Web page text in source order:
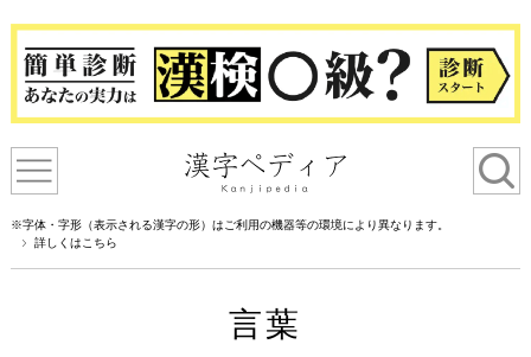
※字体・字形（表示される漢字の形）はご利用の機器等の環境により異なります。
詳しくはこちら
言葉